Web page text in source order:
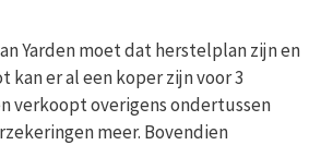
Yarden moet dat herstelplan zijn en
kan er al een koper zijn voor 3
verkoopt overigens ondertussen
meer. Bovendien